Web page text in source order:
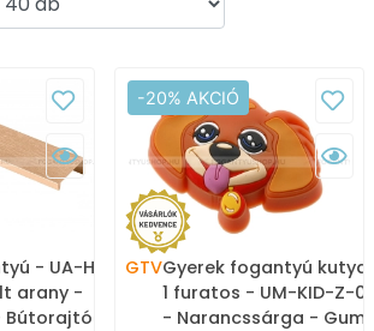
- UA-HEXI
arany -
Bútorajtó
-20% AKCIÓ
GTVGyerek fogantyú kutya
1 furatos - UM-KID-Z-
- Narancssárga -